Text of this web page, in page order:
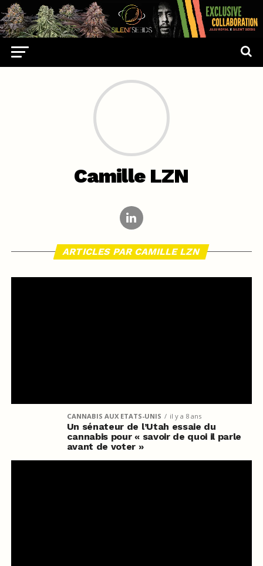
Camille LZN
ARTICLES PAR CAMILLE LZN
CANNABIS AUX ETATS-UNIS il y a 8 ans
Un sénateur de l’Utah essaie du
cannabis pour « savoir de quoi il parle
avant de voter »